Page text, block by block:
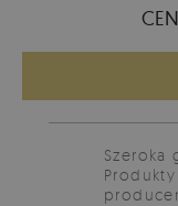
Szeroka